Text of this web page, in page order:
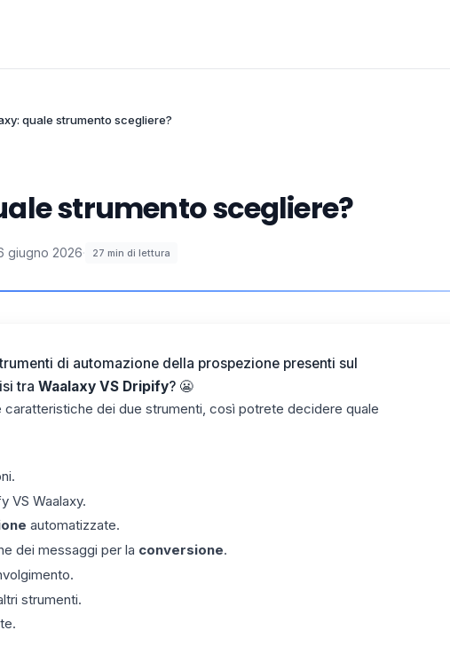
quale strumento scegliere?
strumento scegliere?
giugno 2026· 27 min di lettura
di automazione della prospezione presenti sul
tra Waalaxy VS Dripify? 😬
dei due strumenti, così potrete decidere quale
VS Waalaxy.
automatizzate.
dei messaggi per la conversione.
strumenti.